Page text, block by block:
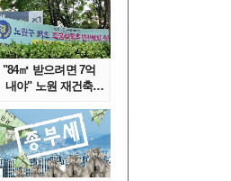
"84㎡ 받으려면 7억
내야" 노원 재건축